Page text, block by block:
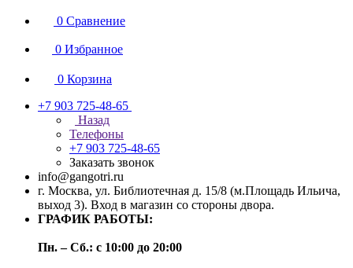
0 Сравнение
0 Избранное
0 Корзина
+7 903 725-48-65
Назад
Телефоны
+7 903 725-48-65
Заказать звонок
info@gangotri.ru
г. Москва, ул. Библиотечная д. 15/8 (м.Площадь Ильича,
выход 3). Вход в магазин со стороны двора.
ГРАФИК РАБОТЫ:
Пн. – Сб.: с 10:00 до 20:00